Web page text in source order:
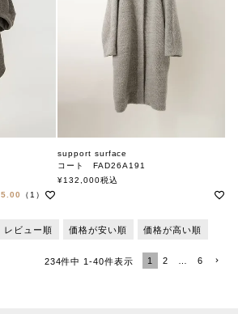
5.00
（1）
support surface
コート FAD26A191
サポートサーフェス
¥132,000税込
レビュー順 価格が安い順 価格が高い順
234件中 1-40件表示 1 2 6